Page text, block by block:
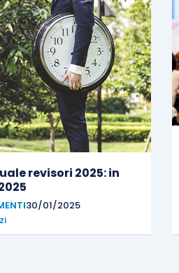
revisori 2025: in
30/01/2025